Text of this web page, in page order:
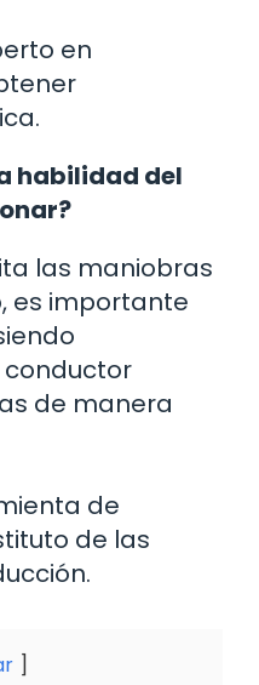
en
habilidad del
las maniobras
es importante
de manera
de
de las